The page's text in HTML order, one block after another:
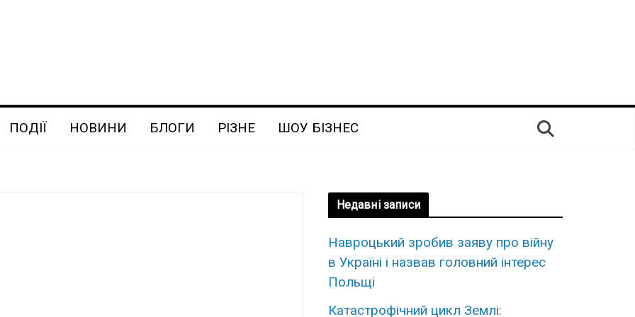
ПОДІЇ НОВИНИ БЛОГИ РІЗНЕ ШОУ БІЗНЕС
Недавні записи
Навроцький зробив заяву про війну
в Україні і назвав головний інтерес
Польщі
Катастрофічний цикл Землі: